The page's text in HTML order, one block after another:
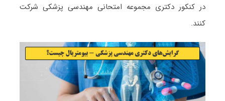
در کنکور دکتری مجموعه امتحانی ﻣﻬﻨﺪسی پزشکی شرکت
کنند.